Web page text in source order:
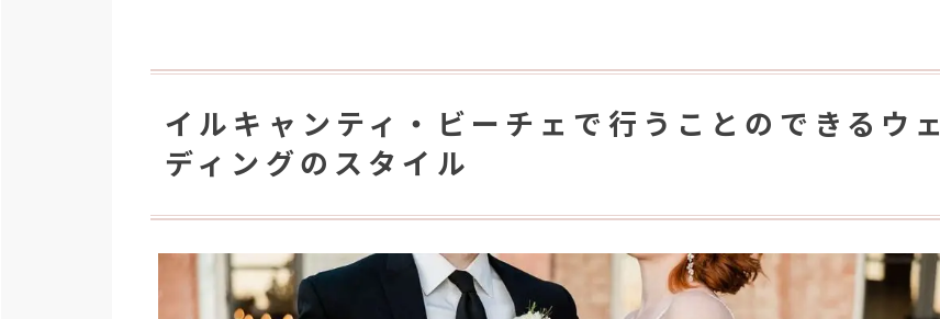
イルキャンティ・ビーチェで行うことのできるウェ
ディングのスタイル